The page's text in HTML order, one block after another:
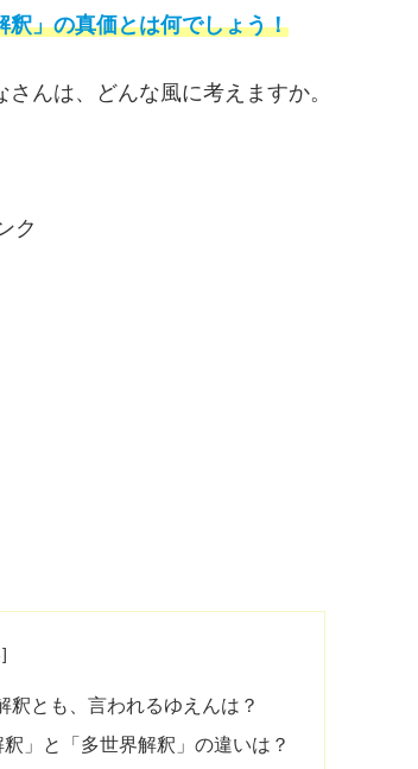
釈」の真価とは何でしょう！
さんは、どんな風に考えますか。
ク
釈とも、言われるゆえんは？
」と「多世界解釈」の違いは？